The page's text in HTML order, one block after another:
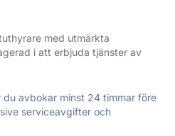
med utmärkta
i att erbjuda tjänster av
du avbokar minst 24 timmar före
serviceavgifter och